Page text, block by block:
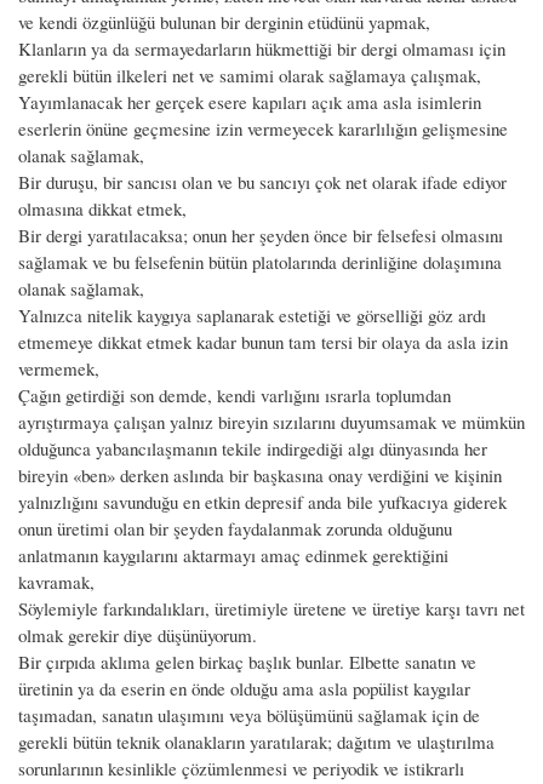
ve kendi özgünlüğü bulunan bir derginin etüdünü yapmak,
Klanların ya da sermayedarların hükmettiği bir dergi olmaması için
gerekli bütün ilkeleri net ve samimi olarak sağlamaya çalışmak,
Yayımlanacak her gerçek esere kapıları açık ama asla isimlerin
eserlerin önüne geçmesine izin vermeyecek kararlılığın gelişmesine
olanak sağlamak,
Bir duruşu, bir sancısı olan ve bu sancıyı çok net olarak ifade ediyor
olmasına dikkat etmek,
Bir dergi yaratılacaksa; onun her şeyden önce bir felsefesi olmasını
sağlamak ve bu felsefenin bütün platolarında derinliğine dolaşımına
olanak sağlamak,
Yalnızca nitelik kaygıya saplanarak estetiği ve görselliği göz ardı
etmemeye dikkat etmek kadar bunun tam tersi bir olaya da asla izin
vermemek,
Çağın getirdiği son demde, kendi varlığını ısrarla toplumdan
ayrıştırmaya çalışan yalnız bireyin sızılarını duyumsamak ve mümkün
olduğunca yabancılaşmanın tekile indirgediği algı dünyasında her
bireyin «ben» derken aslında bir başkasına onay verdiğini ve kişinin
yalnızlığını savunduğu en etkin depresif anda bile yufkacıya giderek
onun üretimi olan bir şeyden faydalanmak zorunda olduğunu
anlatmanın kaygılarını aktarmayı amaç edinmek gerektiğini
kavramak,
Söylemiyle farkındalıkları, üretimiyle üretene ve üretiye karşı tavrı net
olmak gerekir diye düşünüyorum.
Bir çırpıda aklıma gelen birkaç başlık bunlar. Elbette sanatın ve
üretinin ya da eserin en önde olduğu ama asla popülist kaygılar
taşımadan, sanatın ulaşımını veya bölüşümünü sağlamak için de
gerekli bütün teknik olanakların yaratılarak; dağıtım ve ulaştırılma
sorunlarının kesinlikle çözümlenmesi ve periyodik ve istikrarlı